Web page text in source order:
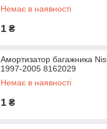
Немає в наявності
1 ₴
Амортизатор багажника
1997-2005 8162029
Немає в наявності
1 ₴